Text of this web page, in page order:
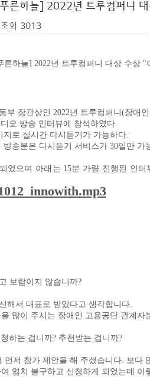
푸른하늘] 2022년 트루컴퍼니
조회 3013
하늘] 2022년 트루컴퍼니 대상 수상 "
부 장관상인 2022년 트루컴퍼니 (장애
오 방송 인터뷰에 참석하였다.
지로 실시간 다시듣기가 가능하다.
방송분은 다시듣기 서비스가 30일만 가
었으며 아래는 15분 가량 진행된 인터
보람이지 않습니까?
해서 대표로 받았다고 생각합니다.
많이 주시는 장애인 고용공단 관계자
하는 겁니까? 추천받는 겁니까?
먼저 참가 제안을 해 주셨습니다. 보다
염치 불구하고 신청하게 되었는데 이